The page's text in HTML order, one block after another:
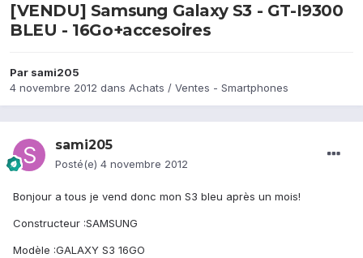
[VENDU] Samsung Galaxy S3 - GT-I9300
BLEU - 16Go+accesoires
Par sami205
4 novembre 2012 dans Achats / Ventes - Smartphones
sami205
Posté(e) 4 novembre 2012
Bonjour a tous je vend donc mon S3 bleu après un mois!
Constructeur :SAMSUNG
Modèle :GALAXY S3 16GO